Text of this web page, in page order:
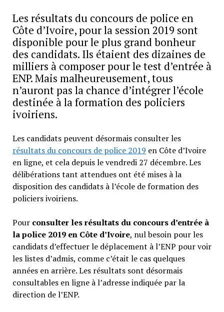
Les résultats du concours de police en
Côte d’Ivoire, pour la session 2019 sont
disponible pour le plus grand bonheur
des candidats. Ils étaient des dizaines de
milliers à composer pour le test d’entrée à
ENP. Mais malheureusement, tous
n’auront pas la chance d’intégrer l’école
destinée à la formation des policiers
ivoiriens.
Les candidats peuvent désormais consulter les
résultats du concours de police 2019 en Côte d’Ivoire
en ligne, et cela depuis le vendredi 27 décembre. Les
délibérations tant attendues ont été mises à la
disposition des candidats à l’école de formation des
policiers ivoiriens.
Pourconsulter les résultats du concours d’entrée à
la police 2019 en Côte d’Ivoire, nul besoin pour les
candidats d’effectuer le déplacement à l’ENP pour voir
les listes d’admis, comme c’était le cas quelques
années en arrière. Les résultats sont désormais
consultables en ligne à l’adresse indiquée par la
direction de l’ENP.